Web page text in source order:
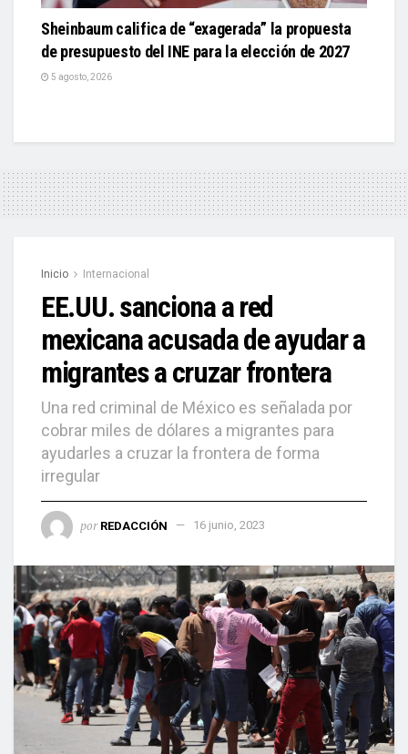
Sheinbaum califica de “exagerada” la propuesta
de presupuesto del INE para la elección de 2027
5 agosto, 2026
Inicio Internacional
EE.UU. sanciona a red
mexicana acusada de ayudar a
migrantes a cruzar frontera
Una red criminal de México es señalada por
cobrar miles de dólares a migrantes para
ayudarles a cruzar la frontera de forma
irregular
por REDACCIÓN 16 junio, 2023